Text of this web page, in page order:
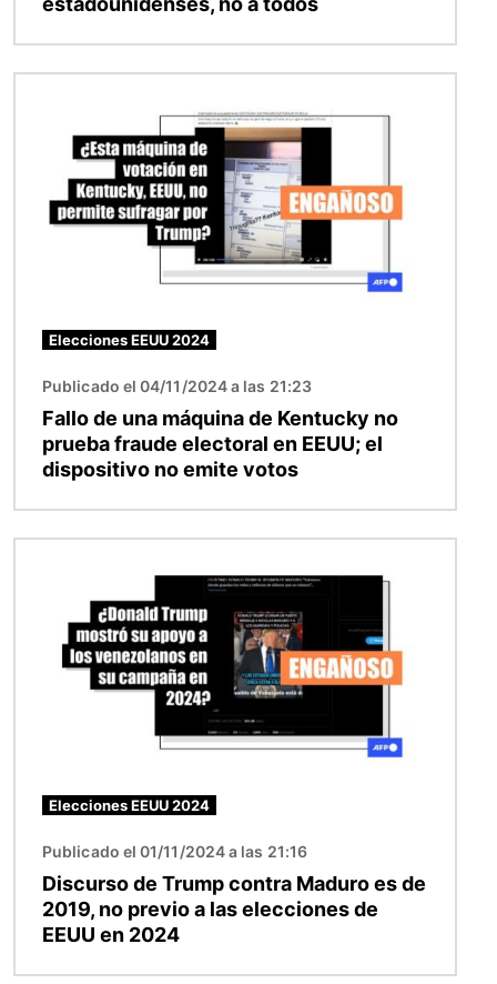
Elecciones EEUU 2024
Publicado el 04/11/2024 a las 21:23
Fallo de una máquina de Kentucky no
prueba fraude electoral en EEUU; el
dispositivo no emite votos
Elecciones EEUU 2024
Publicado el 01/11/2024 a las 21:16
Discurso de Trump contra Maduro es de
2019, no previo a las elecciones de
EEUU en 2024